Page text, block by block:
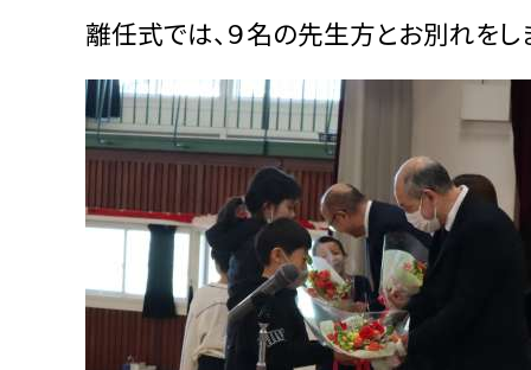
離任式では、９名の先生方とお別れをし